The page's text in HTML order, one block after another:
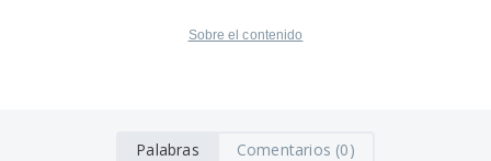
Sobre el contenido
Palabras Comentarios (0)